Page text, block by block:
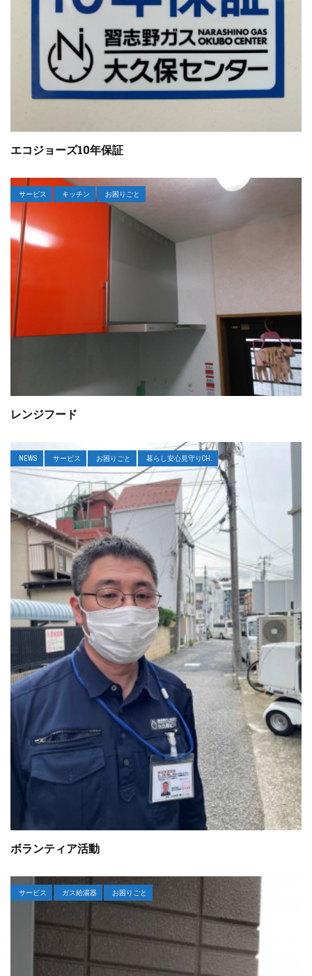
エコジョーズ10年保証
サービス キッチン お困りごと
レンジフード
NEWS サービス お困りごと 暮らし安心見守りCH.
ボランティア活動
サービス ガス給湯器 お困りごと